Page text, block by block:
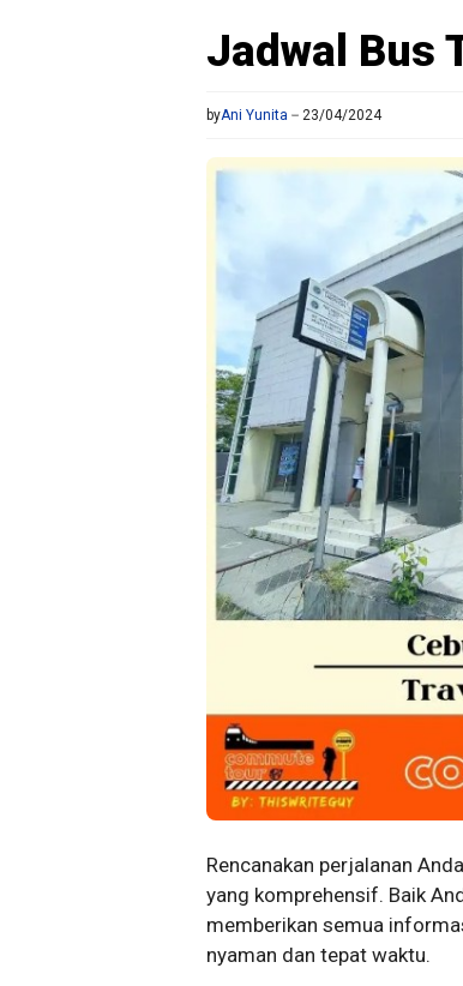
Jadwal Bus
byAni Yunita 23/04/2024
Rencanakan perjalanan
yang komprehensif. Baik
memberikan semua
nyaman dan tepat waktu.